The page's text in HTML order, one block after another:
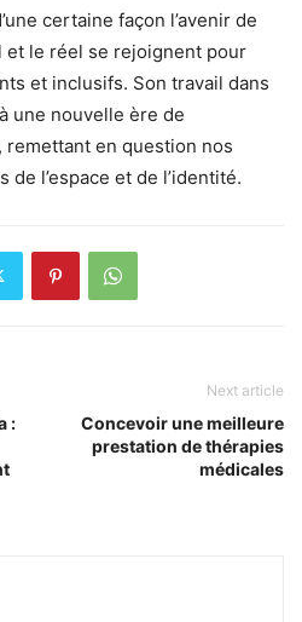
certaine façon l’avenir de
et le réel se rejoignent pour
et inclusifs. Son travail dans
une nouvelle ère de
en question nos
l’espace et de l’identité.
:
Next article
Concevoir une meilleure
prestation de thérapies
médicales